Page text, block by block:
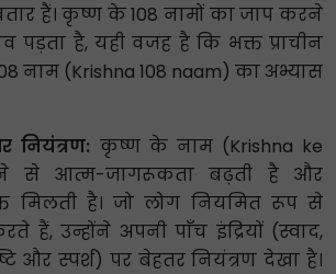
हैं। कृष्ण के 108 नामों का जाप करने
पड़ता है, यही वजह है कि भक्त प्राचीन
नाम (Krishna 108 naam) का अभ्यास
नियंत्रण: कृष्ण के नाम (Krishna ke
से आत्म-जागरूकता बढ़ती है और
मिलती है। जो लोग नियमित रूप से
हैं, उन्होंने अपनी पाँच इंद्रियों (स्वाद,
और स्पर्श) पर बेहतर नियंत्रण देखा है।